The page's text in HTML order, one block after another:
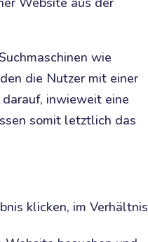
wie
die Nutzer mit einer
inwieweit eine
somit letztlich das
klicken, im Verhältnis